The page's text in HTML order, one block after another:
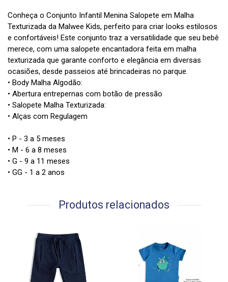
Conheça o Conjunto Infantil Menina Salopete em Malha
Texturizada da Malwee Kids, perfeito para criar looks estilosos
e confortáveis! Este conjunto traz a versatilidade que seu bebê
merece, com uma salopete encantadora feita em malha
texturizada que garante conforto e elegância em diversas
ocasiões, desde passeios até brincadeiras no parque.
• Body Malha Algodão:
• Abertura entrepernas com botão de pressão
• Salopete Malha Texturizada:
• Alças com Regulagem
• P - 3 a 5 meses
• M - 6 a 8 meses
• G - 9 a 11 meses
• GG - 1 a 2 anos
Produtos relacionados